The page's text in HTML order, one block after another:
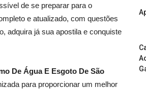
de se preparar para o
e atualizado, com questões
adquira já sua apostila e conquiste
De Água E Esgoto De São
para proporcionar um melhor